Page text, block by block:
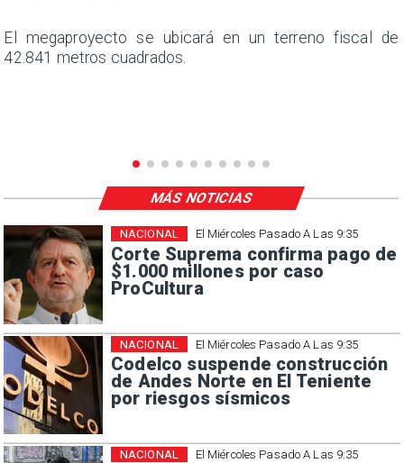
El megaproyecto se ubicará en un terreno fiscal de
42.841 metros cuadrados.
El Miércoles Pasado A Las 9:35
Corte Suprema confirma pago de
$1.000 millones por caso
ProCultura
NACIONAL
El Miércoles Pasado A Las 9:35
Codelco suspende construcción
de Andes Norte en El Teniente
por riesgos sísmicos
NACIONAL
El Miércoles Pasado A Las 9:35
NACIONAL
MÁS NOTICIAS